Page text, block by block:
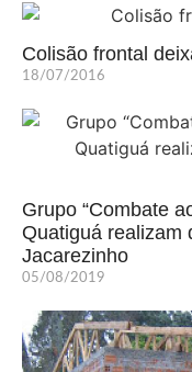
Colisão frontal
18/07/2016
Grupo “Combate
Quatiguá realizam
Jacarezinho
05/08/2019